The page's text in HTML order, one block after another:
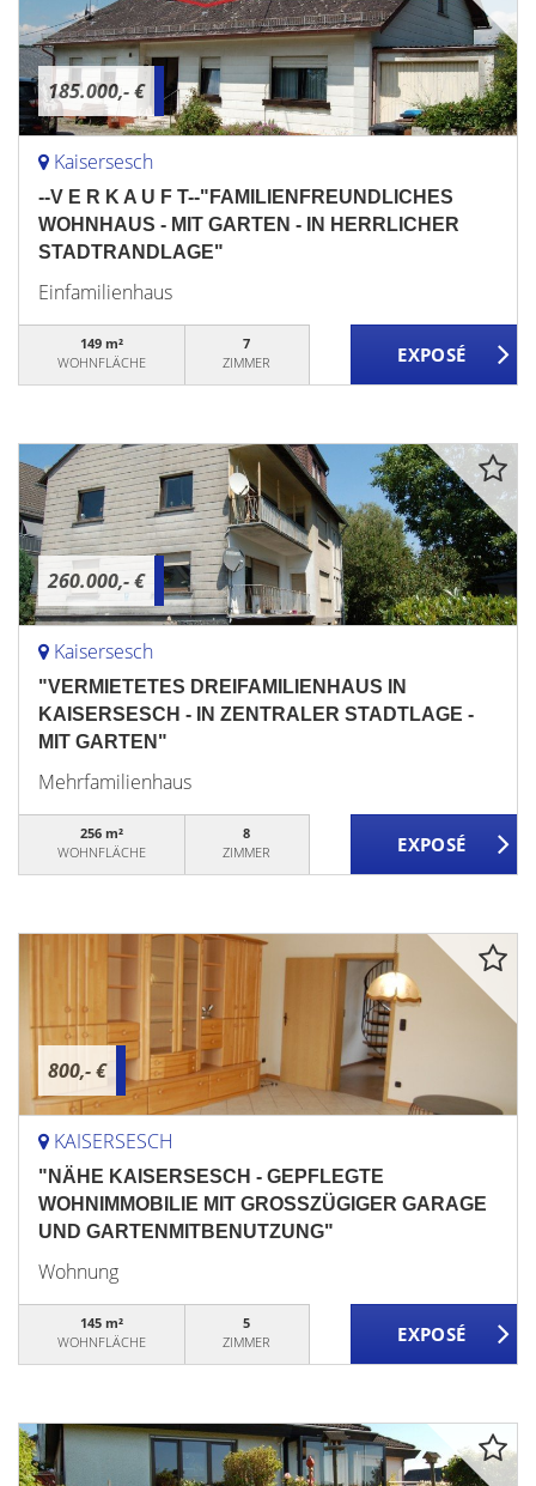
185.000,- €
Kaisersesch
--V E R K A U F T--"FAMILIENFREUNDLICHES
WOHNHAUS - MIT GARTEN - IN HERRLICHER
STADTRANDLAGE"
Einfamilienhaus
149 m²
WOHNFLÄCHE
7
ZIMMER
260.000,- €
Kaisersesch
"VERMIETETES DREIFAMILIENHAUS IN
KAISERSESCH - IN ZENTRALER STADTLAGE -
MIT GARTEN"
Mehrfamilienhaus
256 m²
WOHNFLÄCHE
8
ZIMMER
800,- €
KAISERSESCH
"NÄHE KAISERSESCH - GEPFLEGTE
WOHNIMMOBILIE MIT GROSSZÜGIGER GARAGE
UND GARTENMITBENUTZUNG"
Wohnung
145 m²
WOHNFLÄCHE
5
ZIMMER